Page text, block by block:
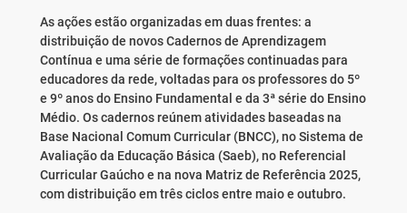
As ações estão organizadas em duas frentes: a
distribuição de novos Cadernos de Aprendizagem
Contínua e uma série de formações continuadas para
educadores da rede, voltadas para os professores do 5º
e 9º anos do Ensino Fundamental e da 3ª série do Ensino
Médio. Os cadernos reúnem atividades baseadas na
Base Nacional Comum Curricular (BNCC), no Sistema de
Avaliação da Educação Básica (Saeb), no Referencial
Curricular Gaúcho e na nova Matriz de Referência 2025,
com distribuição em três ciclos entre maio e outubro.